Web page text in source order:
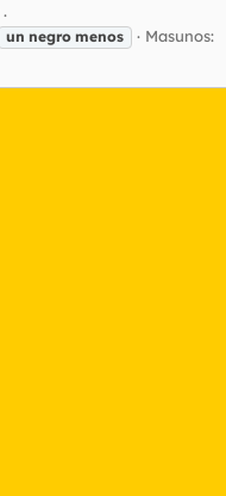
un negro menos
Masunos: